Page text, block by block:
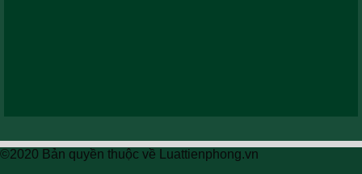
©2020 Bản quyền thuộc về Luattienphong.vn